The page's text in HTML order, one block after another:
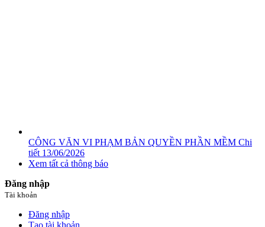
CÔNG VĂN VI PHẠM BẢN QUYỀN PHẦN MỀM Chi
tiết 13/06/2026
Xem tất cả thông báo
Đăng nhập
Tài khoản
Đăng nhập
Tạo tài khoản